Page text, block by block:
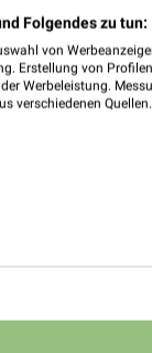
Pfullingen
Folgendes zu tun:
von
Erstellung von
Werbeleistung.
verschiedenen